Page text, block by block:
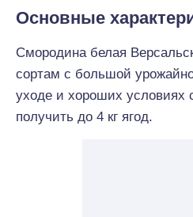
Основные
Смородина белая
сортам с большой
уходе и хороших условиях
получить до 4 кг ягод.